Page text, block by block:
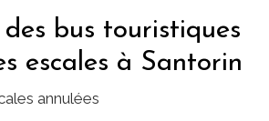
bus touristiques
escales à Santorin
annulées